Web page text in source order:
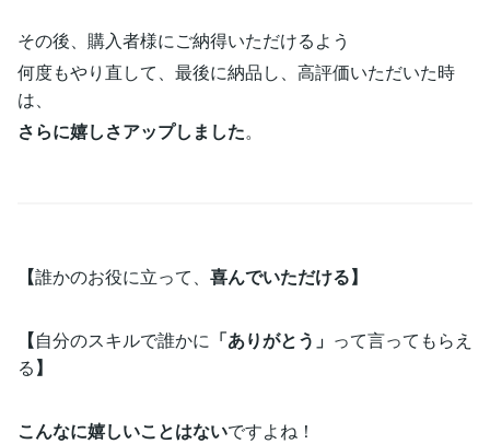
その後、購入者様にご納得いただけるよう
何度もやり直して、最後に納品し、高評価いただいた時
は、
さらに嬉しさアップしました。
【誰かのお役に立って、 喜んでいただける】
【自分のスキルで誰かに 「ありがとう」 って言ってもらえ
る】
こんなに嬉しいことはないですよね！